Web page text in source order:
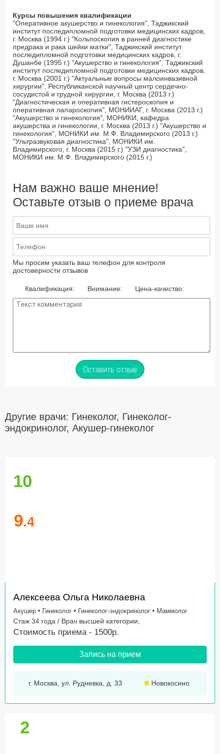
Курсы повышения квалификации
"Оперативное акушерство и гинекология", Таджикский
институт последипломной подготовки медицинских кадров,
г. Москва (1994 г.) "Кольпоскопия в ранней диагностике
предрака и рака шейки матки", Таджикский институт
последипломной подготовки медицинских кадров, г.
Душанбе (1995 г.) "Акушерство и гинекология", Таджикский
институт последипломной подготовки медицинских кадров,
г. Москва (2001 г.) "Актуальные вопросы малоинвазивной
хирургии", Республиканской научный центр сердечно-
сосудистой и грудной хирургии, г. Москва (2013 г.)
"Диагностическая и оперативная гистероскопия и
оперативная лапароскопия", МОНИИАГ, г. Москва (2013 г.)
"Акушерство и гинекология", МОНИКИ, кафедра
акушерства и гинекологии, г. Москва (2013 г.) "Акушерство и
гинекология", МОНИКИ им. М.Ф. Владимирского (2013 г.)
"Ультразвуковая диагностика", МОНИКИ им.
Владимирского, г. Москва (2015 г.) "УЗИ диагностика",
МОНИКИ им. М.Ф. Владимирского (2015 г.)
Нам важно ваше мнение!
Оставьте отзыв о приеме врача
Мы просим указать ваш телефон для контроля
достоверности отзывов
Квалификация: Внимание: Цена-качество:
Оставить отзыв
Другие врачи: Гинеколог, Гинеколог-
эндокринолог, Акушер-гинеколог
10
9.4
Алексеева Ольга Николаевна
Акушер • Гинеколог • Гинеколог-эндокринолог • Маммолог
Стаж 34 года / Врач высшей категории,
Стоимость приема - 1500р.
Запись на прием
г. Москва, ул. Рудневка, д. 33 Новокосино
2